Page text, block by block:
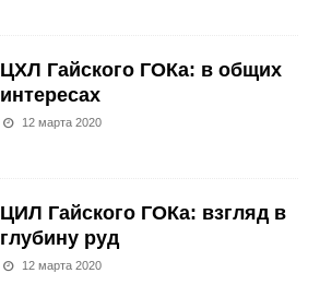
ЦХЛ Гайского ГОКа: в общих
интересах
12 марта 2020
ЦИЛ Гайского ГОКа: взгляд в
глубину руд
12 марта 2020